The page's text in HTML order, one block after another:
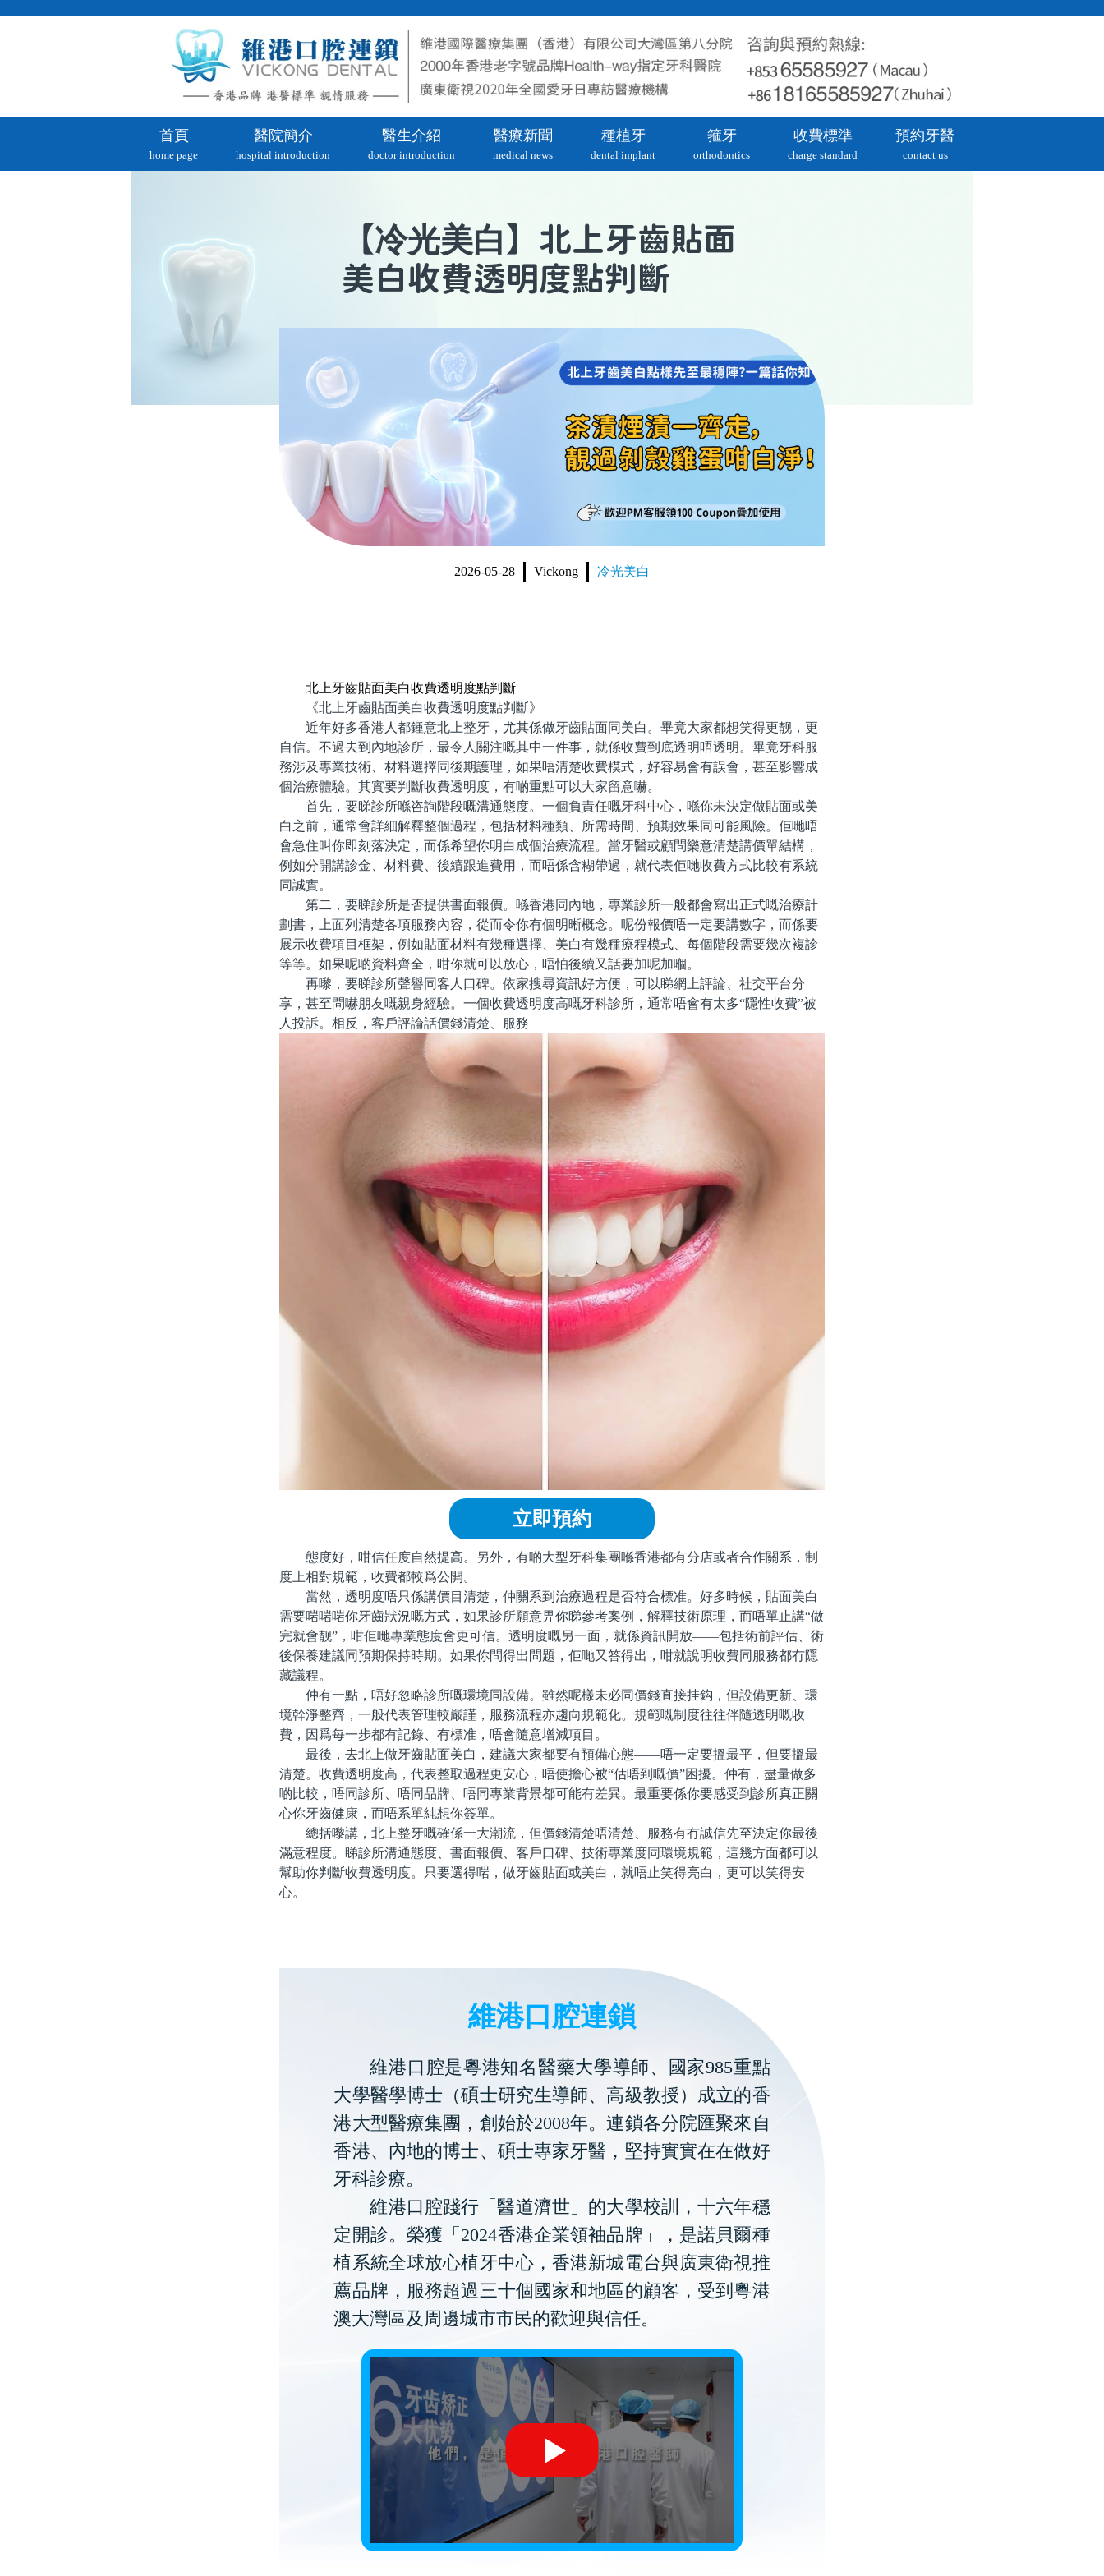
首頁
home page
醫院簡介
hospital introduction
醫生介紹
doctor introduction
醫療新聞
medical news
種植牙
dental implant
箍牙
orthodontics
收費標準
charge standard
預約牙醫
contact us
【冷光美白 】北上牙齒貼面
美白收費透明度點判斷
2026-05-28 Vickong 冷光美白
北上牙齒貼面美白收費透明度點判斷
《北上牙齒貼面美白收費透明度點判斷》
近年好多香港人都鍾意北上整牙，尤其係做牙齒貼面同美白。畢竟大家都想笑得更靓，更
自信。不過去到內地診所，最令人關注嘅其中一件事，就係收費到底透明唔透明。畢竟牙科服
務涉及專業技術、材料選擇同後期護理，如果唔清楚收費模式，好容易會有誤會，甚至影響成
個治療體驗。其實要判斷收費透明度，有啲重點可以大家留意嚇。
首先，要睇診所喺咨詢階段嘅溝通態度。一個負責任嘅牙科中心，喺你未決定做貼面或美
白之前，通常會詳細解釋整個過程，包括材料種類、所需時間、預期效果同可能風險。佢哋唔
會急住叫你即刻落決定，而係希望你明白成個治療流程。當牙醫或顧問樂意清楚講價單結構，
例如分開講診金、材料費、後續跟進費用，而唔係含糊帶過，就代表佢哋收費方式比較有系統
同誠實。
第二，要睇診所是否提供書面報價。喺香港同內地，專業診所一般都會寫出正式嘅治療計
劃書，上面列清楚各項服務內容，從而令你有個明晰概念。呢份報價唔一定要講數字，而係要
展示收費項目框架，例如貼面材料有幾種選擇、美白有幾種療程模式、每個階段需要幾次複診
等等。如果呢啲資料齊全，咁你就可以放心，唔怕後續又話要加呢加嗰。
再嚟，要睇診所聲譽同客人口碑。依家搜尋資訊好方便，可以睇網上評論、社交平台分
享，甚至問嚇朋友嘅親身經驗。一個收費透明度高嘅牙科診所，通常唔會有太多“隱性收費”被
人投訴。相反，客戶評論話價錢清楚、服務
立即預約
態度好，咁信任度自然提高。另外，有啲大型牙科集團喺香港都有分店或者合作關系，制
度上相對規範，收費都較爲公開。
當然，透明度唔只係講價目清楚，仲關系到治療過程是否符合標准。好多時候，貼面美白
需要啱啱啱你牙齒狀況嘅方式，如果診所願意畀你睇參考案例，解釋技術原理，而唔單止講“做
完就會靓”，咁佢哋專業態度會更可信。透明度嘅另一面，就係資訊開放——包括術前評估、術
後保養建議同預期保持時期。如果你問得出問題，佢哋又答得出，咁就說明收費同服務都冇隱
藏議程。
仲有一點，唔好忽略診所嘅環境同設備。雖然呢樣未必同價錢直接挂鈎，但設備更新、環
境幹淨整齊，一般代表管理較嚴謹，服務流程亦趨向規範化。規範嘅制度往往伴隨透明嘅收
費，因爲每一步都有記錄、有標准，唔會隨意增減項目。
最後，去北上做牙齒貼面美白，建議大家都要有預備心態——唔一定要搵最平，但要搵最
清楚。收費透明度高，代表整取過程更安心，唔使擔心被“估唔到嘅價”困擾。仲有，盡量做多
啲比較，唔同診所、唔同品牌、唔同專業背景都可能有差異。最重要係你要感受到診所真正關
心你牙齒健康，而唔系單純想你簽單。
總括嚟講，北上整牙嘅確係一大潮流，但價錢清楚唔清楚、服務有冇誠信先至決定你最後
滿意程度。睇診所溝通態度、書面報價、客戶口碑、技術專業度同環境規範，這幾方面都可以
幫助你判斷收費透明度。只要選得啱，做牙齒貼面或美白，就唔止笑得亮白，更可以笑得安
心。
維港口腔連鎖
維港口腔是粵港知名醫藥大學導師、國家985重點
大學醫學博士（碩士研究生導師、高級教授）成立的香
港大型醫療集團，創始於2008年。連鎖各分院匯聚來自
香港、內地的博士、碩士專家牙醫，堅持實實在在做好
牙科診療。
維港口腔踐行「醫道濟世」的大學校訓，十六年穩
定開診。榮獲「2024香港企業領袖品牌」，是諾貝爾種
植系統全球放心植牙中心，香港新城電台與廣東衛視推
薦品牌，服務超過三十個國家和地區的顧客，受到粵港
澳大灣區及周邊城市市民的歡迎與信任。